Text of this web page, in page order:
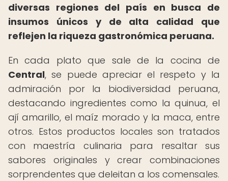
diversas regiones del país en busca de
insumos únicos y de alta calidad que
reflejen la riqueza gastronómica peruana.
En cada plato que sale de la cocina de
Central, se puede apreciar el respeto y la
admiración por la biodiversidad peruana,
destacando ingredientes como la quinua, el
ají amarillo, el maíz morado y la maca, entre
otros. Estos productos locales son tratados
con maestría culinaria para resaltar sus
sabores originales y crear combinaciones
sorprendentes que deleitan a los comensales.